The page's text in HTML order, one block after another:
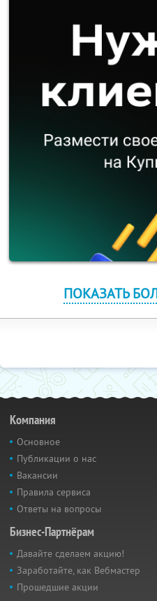
ПОКАЗАТЬ
Компания
Основное
Публикации о нас
Вакансии
Правила сервиса
Ответы на вопросы
Бизнес-Партнёрам
Давайте сделаем акцию!
Заработайте, как Вебмастер
Прошедшие акции